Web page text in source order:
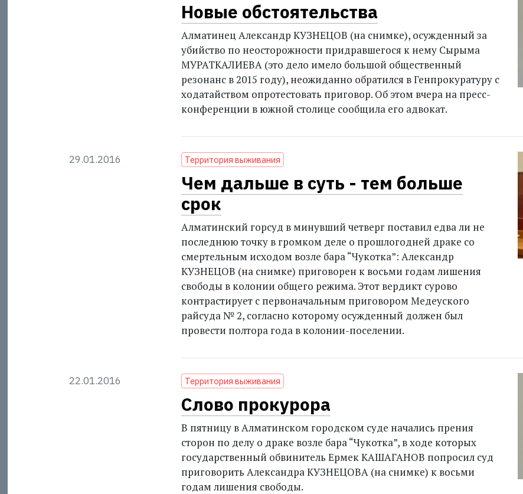
Новые обстоятельства
Алматинец Александр КУЗНЕЦОВ (на снимке), осужденный за
убийство по неосторожности придравшегося к нему Сырыма
МУРАТКАЛИЕВА (это дело имело большой общественный
резонанс в 2015 году), неожиданно обратился в Генпрокуратуру с
ходатайством опротестовать приговор. Об этом вчера на пресс-
конференции в южной столице сообщила его адвокат.
29.01.2016 Территория выживания
Чем дальше в суть - тем больше
срок
Алматинский горсуд в минувший четверг поставил едва ли не
последнюю точку в громком деле о прошлогодней драке со
смертельным исходом возле бара “Чукотка”: Александр
КУЗНЕЦОВ (на снимке) приговорен к восьми годам лишения
свободы в колонии общего режима. Этот вердикт сурово
контрастирует с первоначальным приговором Медеуского
райсуда № 2, согласно которому осужденный должен был
провести полтора года в колонии-поселении.
22.01.2016 Территория выживания
Слово прокурора
В пятницу в Алматинском городском суде начались прения
сторон по делу о драке возле бара “Чукотка”, в ходе которых
государственный обвинитель Ермек КАШАГАНОВ попросил суд
приговорить Александра КУЗНЕЦОВА (на снимке) к восьми
годам лишения свободы.